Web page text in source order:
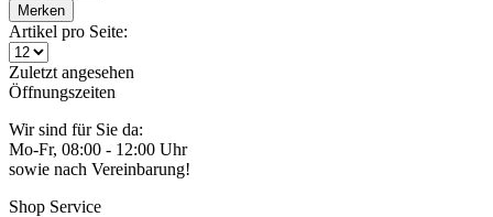
Merken
Artikel pro Seite:
Zuletzt angesehen
Öffnungszeiten
Wir sind für Sie da:
Mo-Fr, 08:00 - 12:00 Uhr
sowie nach Vereinbarung!
Shop Service